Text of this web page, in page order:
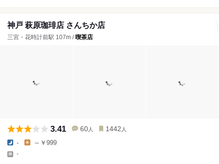
神戸 萩原珈琲店 さんちか店
三宮・花時計前駅 107m /喫茶店
3.41 60 人 1442 人
- ～￥999
-